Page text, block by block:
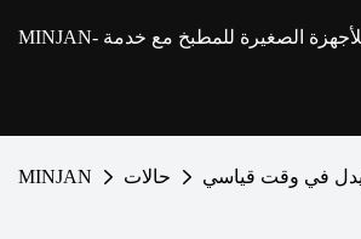
MINJAN
MINJAN حالات